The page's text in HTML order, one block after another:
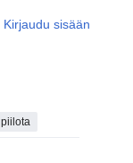
Kirjaudu sisään
piilota